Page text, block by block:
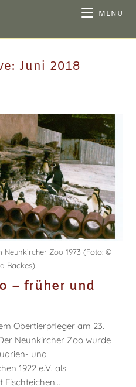
MENÜ
Juni 2018
Zoo 1973 (Foto: ©
Backes)
– früher und
Obertierpfleger am 23.
Neunkircher Zoo wurde
und
1922 e.V. als
Fischteichen…